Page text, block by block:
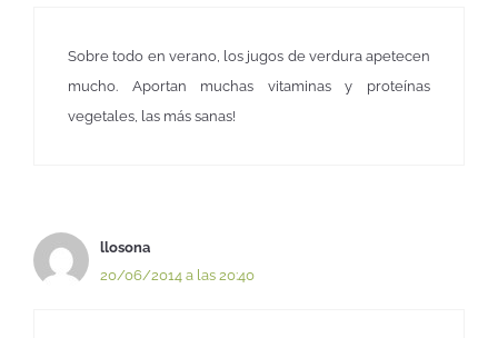
Sobre todo en verano, los jugos de verdura apetecen
mucho. Aportan muchas vitaminas y proteínas
vegetales, las más sanas!
llosona
20/06/2014 a las 20:40